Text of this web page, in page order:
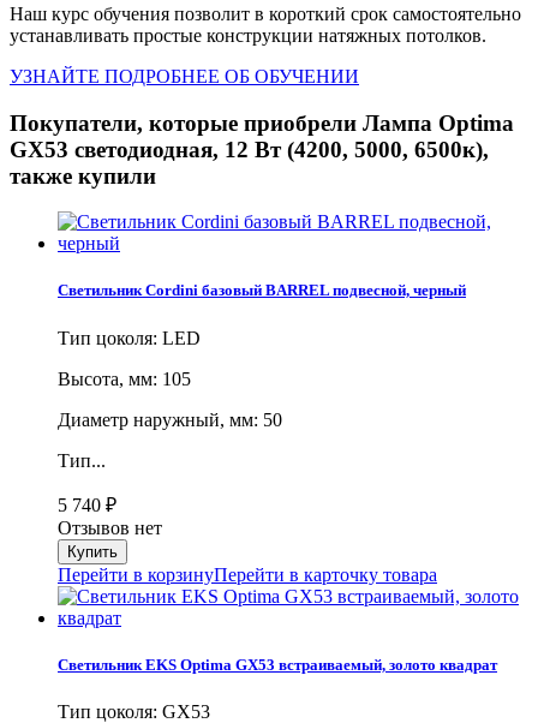
Наш курс обучения позволит в короткий срок самостоятельно
устанавливать простые конструкции натяжных потолков.
УЗНАЙТЕ ПОДРОБНЕЕ ОБ ОБУЧЕНИИ
Покупатели, которые приобрели Лампа Optima
GX53 светодиодная, 12 Вт (4200, 5000, 6500к),
также купили
Светильник Cordini базовый BARREL подвесной, черный
Тип цоколя: LED
Высота, мм: 105
Диаметр наружный, мм: 50
Тип...
5 740 ₽
Отзывов нет
Перейти в корзинуПерейти в карточку товара
Светильник EKS Optima GX53 встраиваемый, золото квадрат
Тип цоколя: GX53